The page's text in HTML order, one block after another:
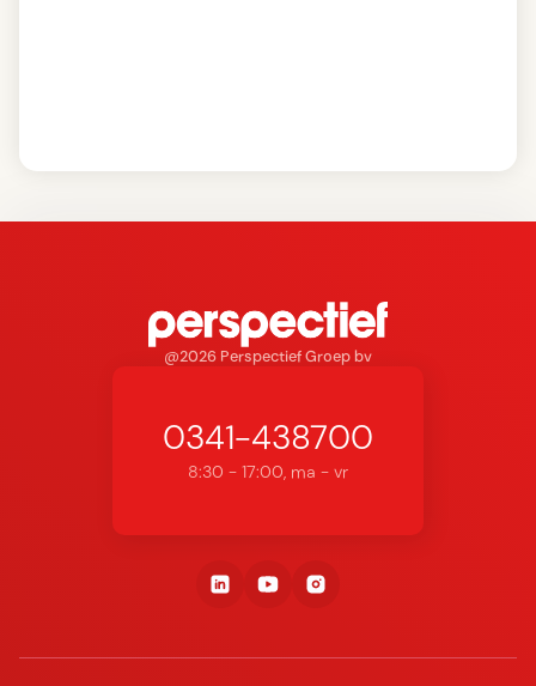
@2026 Perspectief Groep bv
0341-438700
8:30 - 17:00, ma - vr